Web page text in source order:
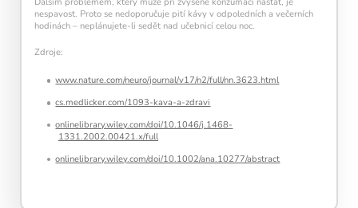
neuroplasticitu mozku, zlepšuje pozornost,
paměť i mentální flexibilitu.
nespavost. Proto se nedoporučuje pití kávy v odpoledních a večerních
hodinách – neplánujete-li sedět nad učebnicí celou noc.
Zdroje:
www.nature.com/neuro/journal/v17/n2/full/nn.3623.html
cs.medlicker.com/1093-kava-a-zdravi
onlinelibrary.wiley.com/doi/10.1046/j.1468-
1331.2002.00421.x/full
onlinelibrary.wiley.com/doi/10.1002/ana.10277/abstract